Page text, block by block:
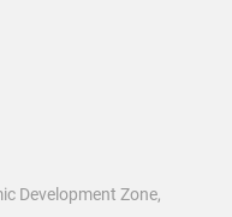
Development Zone,